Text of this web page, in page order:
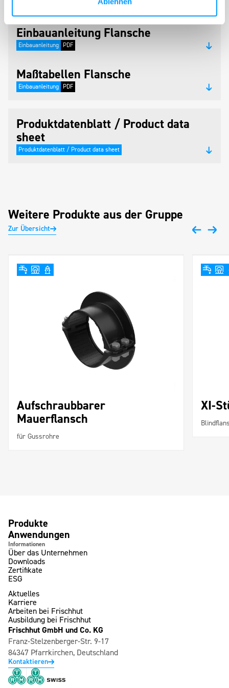
Einbauanleitung Flansche
Einbauanleitung PDF
Maßtabellen Flansche
Einbauanleitung PDF
Produktdatenblatt / Product data
sheet
Produktdatenblatt / Product data sheet
Weitere Produkte aus der Gruppe
Zur Übersicht
Aufschraubbarer
Mauerflansch
für Gussrohre
XI-
Produkte
Anwendungen
Informationen
Über das Unternehmen
Downloads
Zertifikate
ESG
Aktuelles
Karriere
Arbeiten bei Frischhut
Ausbildung bei Frischhut
Frischhut GmbH und Co. KG
Franz-Stelzenberger-Str. 9-17
84347 Pfarrkirchen, Deutschland
Kontaktieren